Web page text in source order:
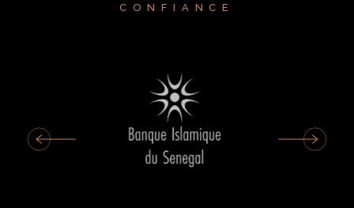
CONFIANCE